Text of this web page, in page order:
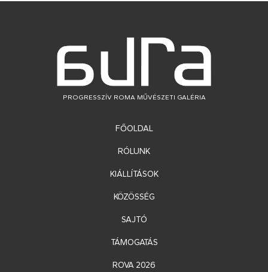
PROGRESSZÍV ROMA MŰVÉSZETI GALÉRIA
FŐOLDAL
RÓLUNK
KIÁLLÍTÁSOK
KÖZÖSSÉG
SAJTÓ
TÁMOGATÁS
ROVA 2026